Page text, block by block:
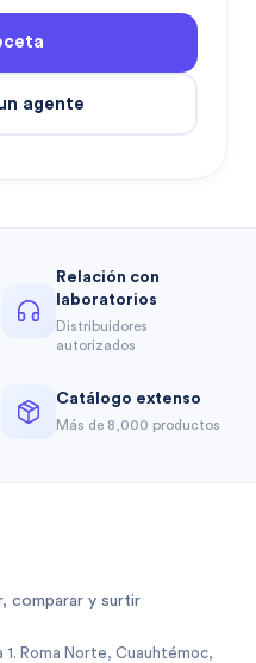
agente
Relación con
laboratorios
Distribuidores
autorizados
Catálogo extenso
Más de 8,000 productos
comparar y surtir
Roma Norte, Cuauhtémoc,